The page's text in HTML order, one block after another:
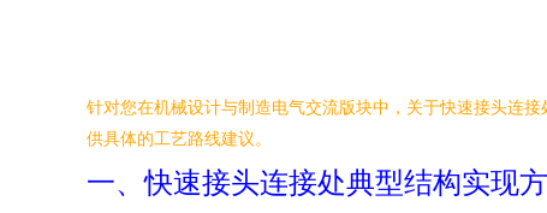
针对您在机械设计与制造电气交流版块中，关于快速接头连
供具体的工艺路线建议。
一、快速接头连接处典型结构实现